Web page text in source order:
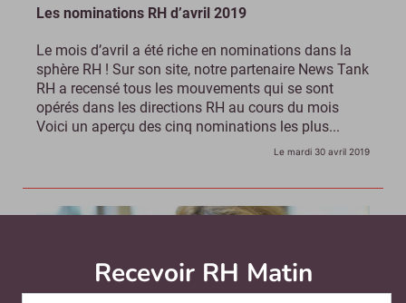
Les nominations RH d’avril 2019
Le mois d’avril a été riche en nominations dans la
sphère RH ! Sur son site, notre partenaire News Tank
RH a recensé tous les mouvements qui se sont
opérés dans les directions RH au cours du mois
Voici un aperçu des cinq nominations les plus...
Le mardi 30 avril 2019
Recevoir RH Matin